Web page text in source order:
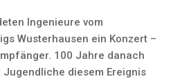
Ingenieure vom
Wusterhausen ein Konzert –
100 Jahre danach
Jugendliche diesem Ereignis